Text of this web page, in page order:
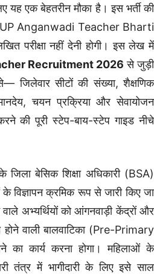
एक बेहतरीन मौका है। इस भर्ती की
UP Anganwadi Teacher Bharti
परीक्षा नहीं देनी होगी। इस लेख में
Recruitment 2026 से जुड़ी
जिलेवार सीटों की संख्या, शैक्षणिक
चयन प्रक्रिया और सेवायोजन
की पूरी स्टेप-बाय-स्टेप गाइड नीचे
बेसिक शिक्षा अधिकारी (BSA)
के विज्ञापन क्रमिक रूप से जारी किए जा
अभ्यर्थियों को आंगनवाड़ी केंद्रों और
होने वाली बालवाटिका (Pre-Primary
का कार्य करना होगा। महिलाओं के
तंत्र में भागीदारी के लिए इसे साल